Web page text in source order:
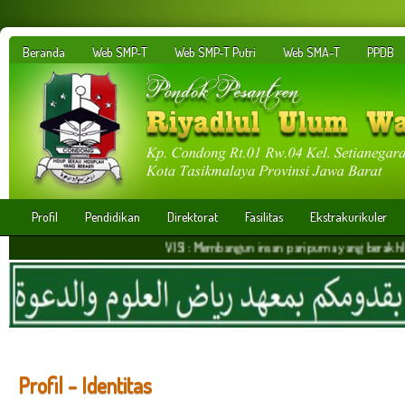
Beranda Web SMP-T Web SMP-T Putri Web SMA-T PPDB
Profil Pendidikan Direktorat Fasilitas
Ekstrakurikuler
VISI : Membangun insan paripurna yang berakhlakul
Profil - Identitas